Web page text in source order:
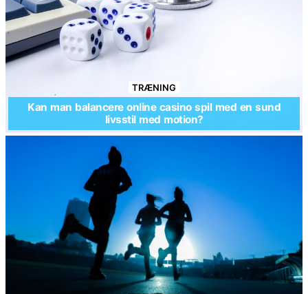
TRÆNING
Kan man balancere online casino spil med en sund
livsstil med motion?